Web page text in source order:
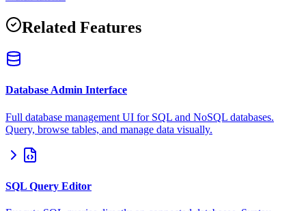
Related Features
Database Admin Interface
Full database management UI for SQL and NoSQL databases.
Query, browse tables, and manage data visually.
SQL Query Editor